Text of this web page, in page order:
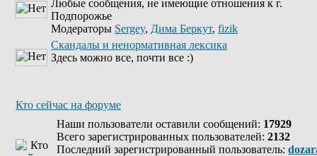
Любые сообщения, не имеющие отношения к г.
Подпорожье
Модераторы Sergey, Дима Беркут, fizik
Скандалы и ненормативная лексика
Здесь можно все, почти все :)
Кто сейчас на форуме
Наши пользователи оставили сообщений: 17929
Всего зарегистрированных пользователей: 2132
Последний зарегистрированный пользователь: